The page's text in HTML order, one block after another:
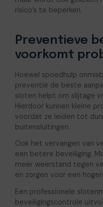
risico’s te beperken.
Preventieve
voorkomt
Hoewel spoedhulp
preventie de beste
sloten helpt om slijtage
Hierdoor kunnen kleine
voordat ze leiden tot
buitensluitingen.
Ook het vervangen van
een betere beveiliging.
meer weerstand tegen
en zorgen voor een
Een professionele
beveiligingscontrole